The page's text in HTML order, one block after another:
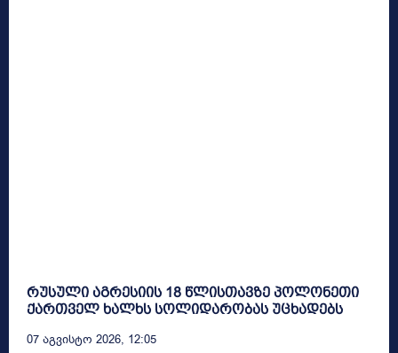
რუსული აგრესიის 18 წლისთავზე პოლონეთი
ქართველ ხალხს სოლიდარობას უცხადებს
07 Აგვისტო 2026, 12:05